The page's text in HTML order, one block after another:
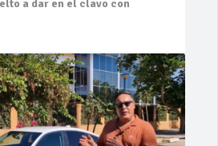
a dar en el clavo con